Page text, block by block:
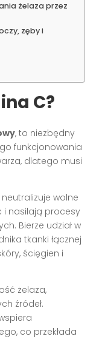
żelaza przez
zęby i
C?
, to niezbędny
funkcjonowania
dlatego musi
wolne
i nasilają procesy
Bierze udział w
tkanki łącznej
ścięgien i
żelaza,
źródeł.
co przekłada